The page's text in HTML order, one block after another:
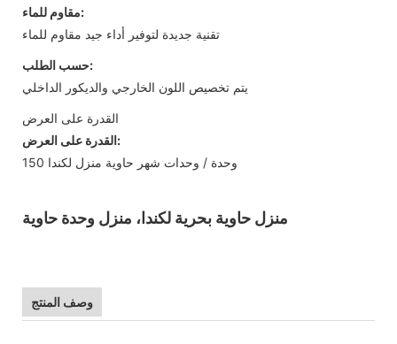
مقاوم للماء:
تقنية جديدة لتوفير أداء جيد مقاوم للماء
حسب الطلب:
يتم تخصيص اللون الخارجي والديكور الداخلي
القدرة على العرض
القدرة على العرض:
150 وحدة / وحدات شهر حاوية منزل لكندا
منزل حاوية بحرية لكندا، منزل وحدة حاوية
وصف المنتج